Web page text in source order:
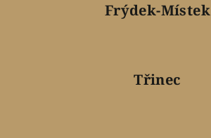
Frýdek-Místek
Třinec